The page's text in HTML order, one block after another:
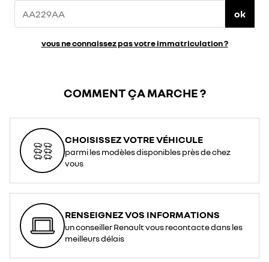
ok
vous ne connaissez pas votre immatriculation ?
COMMENT ÇA MARCHE ?
CHOISISSEZ VOTRE VÉHICULE
parmi les modèles disponibles près de chez
vous
RENSEIGNEZ VOS INFORMATIONS
un conseiller Renault vous recontacte dans les
meilleurs délais